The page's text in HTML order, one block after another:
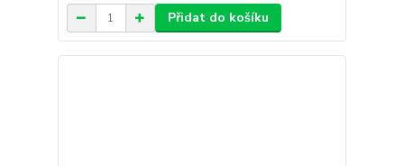
Přidat do košíku